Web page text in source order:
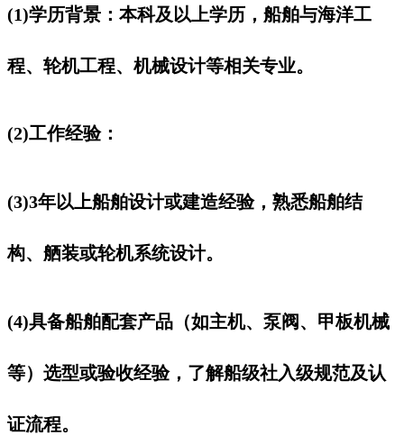
(1)学历背景：本科及以上学历，船舶与海洋工
程、轮机工程、机械设计等相关专业。
(2)工作经验：
(3)3年以上船舶设计或建造经验，熟悉船舶结
构、舾装或轮机系统设计。
(4)具备船舶配套产品（如主机、泵阀、甲板机械
等）选型或验收经验，了解船级社入级规范及认
证流程。